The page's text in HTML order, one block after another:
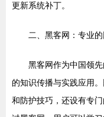
更新系统补丁。
二、黑客网：专业
黑客网作为中国领
的知识传播与实践应用
和防护技巧，还设有专